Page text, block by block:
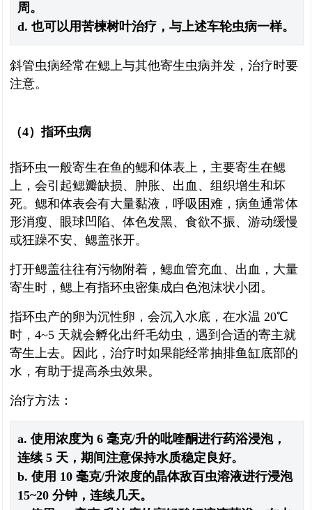
周。
d. 也可以用苦楝树叶治疗，与上述车轮虫病一样。
斜管虫病经常在鳃上与其他寄生虫病并发，治疗时要
注意。
（4）指环虫病
指环虫一般寄生在鱼的鳃和体表上，主要寄生在鳃
上，会引起鳃瓣缺损、肿胀、出血、组织增生和坏
死。鳃和体表会有大量黏液，呼吸困难，病鱼通常体
形消瘦、眼球凹陷、体色发黑、食欲不振、游动缓慢
或狂躁不安、鳃盖张开。
打开鳃盖往往有污物附着，鳃血管充血、出血，大量
寄生时，鳃上有指环虫密集成白色泡沫状小团。
指环虫产的卵为沉性卵，会沉入水底，在水温 20℃
时，4~5 天就会孵化出纤毛幼虫，遇到合适的寄主就
寄生上去。因此，治疗时如果能经常抽排鱼缸底部的
水，有助于提高杀虫效果。
治疗方法：
a. 使用浓度为 6 毫克/升的吡喹酮进行药浴浸泡，
连续 5 天，期间注意保持水质稳定良好。
b. 使用 10 毫克/升浓度的晶体敌百虫溶液进行浸泡
15~20 分钟，连续几天。